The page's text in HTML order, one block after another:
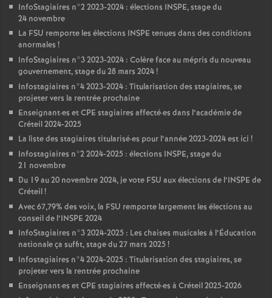
InfoStagiaires n°2 2023-2024 : élections INSPE, stage du
24 novembre
La FSU remporte les élections INSPE tenues dans des conditions
anormales !
InfoStagiaires n°3 2023-2024 : Colère face au mépris du nouveau
gouvernement, stage du 28 mars 2024!
Infostagiaires n°4 2023-2024 : Titularisation des stagiaires, se
projeter vers la rentrée prochaine
Enseignant·es etCPE stagiaires affecté·es dans l’académie de
Créteil 2024-2025
La liste des stagiaires titularisé·es pour l’année 2023-2024 est ici !
Infostagiaires n°2 2024-2025 : élections INSPE, stage du
21 novembre
Du 19 au 20 novembre 2024, je vote FSU aux élections de l’INSPE de
Créteil!
Avec 67,79% des voix, la FSU remporte largement les élections au
conseil de l’INSPE 2024
InfoStagiaires n°3 2024-2025 : Les chaises musicales à l’Éducation
nationale ça suffit, stage du 27 mars 2025!
Infostagiaires n°4 2024-2025 : Titularisation des stagiaires, se
projeter vers la rentrée prochaine
Enseignant·es etCPE stagiaires affecté·es à Créteil 2025-2026